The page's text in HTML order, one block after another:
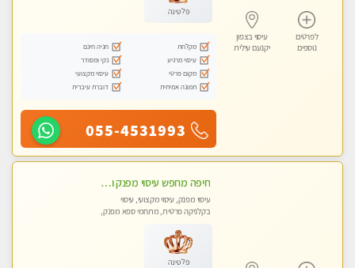
לפרטים
נוספים
עיסוי בצפון
יקנעם עילית
פלטינה
מקלחת
חניה חינם
עיסוי מרגיע
נקי ומסודר
מקום פרטי
עיסוי מקצועי
תמונה אמיתית
דוברת עיברית
055-4531993
חיפה מחפש עיסוי מפנק ומרגיע ?
עיסוי מפנק, עיסוי מקצועי, עיסוי
בקלניקה פרטית, מתחמי ספא מפנק,
פלטינה